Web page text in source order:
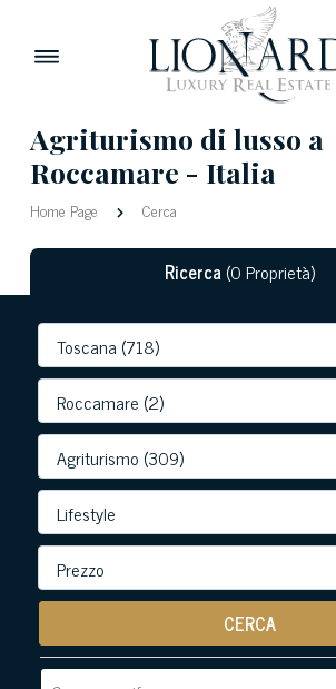
Agriturismo di lusso a
Roccamare - Italia
Home Page Cerca
Ricerca(0 Proprietà)
CERCA